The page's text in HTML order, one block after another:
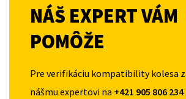
NÁŠ EXPERT VÁM
POMÔŽE
Pre verifikáciu kompatibility kolesa
nášmu expertovi na +421 905 806 234